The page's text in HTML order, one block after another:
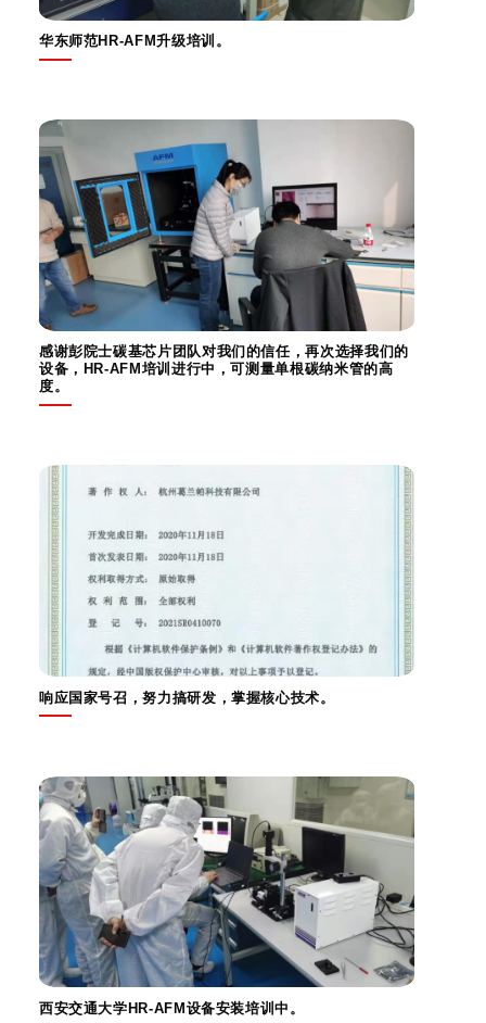
华东师范HR-AFM升级培训。
感谢彭院士碳基芯片团队对我们的信任，再次选择我们的
设备，HR-AFM培训进行中，可测量单根碳纳米管的高
度。
响应国家号召，努力搞研发，掌握核心技术。
西安交通大学HR-AFM设备安装培训中。